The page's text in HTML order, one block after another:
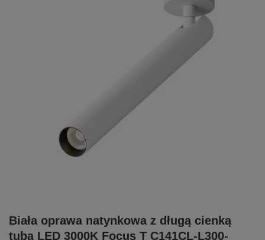
Biała oprawa natynkowa z długą cienką
tubą LED 3000K Focus T C141CL-L300-